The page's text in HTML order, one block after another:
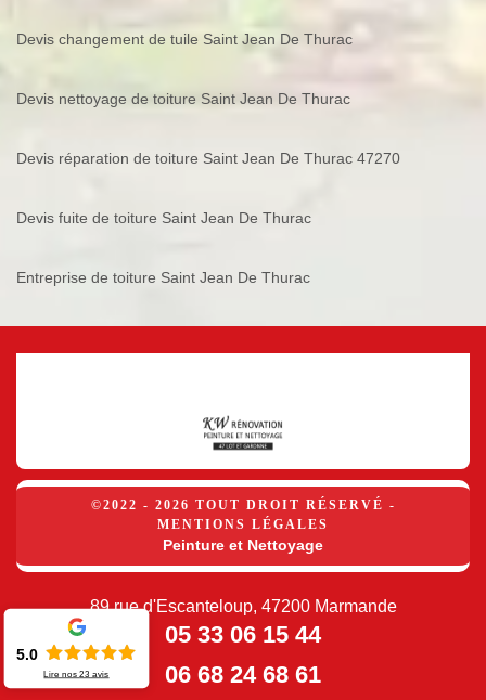
Devis changement de tuile Saint Jean De Thurac
Devis nettoyage de toiture Saint Jean De Thurac
Devis réparation de toiture Saint Jean De Thurac 47270
Devis fuite de toiture Saint Jean De Thurac
Entreprise de toiture Saint Jean De Thurac
©2022 - 2026 TOUT DROIT RÉSERVÉ -
MENTIONS LÉGALES
Peinture et Nettoyage
89 rue d'Escanteloup, 47200 Marmande
05 33 06 15 44
06 68 24 68 61
5.0
Lire nos23 avis